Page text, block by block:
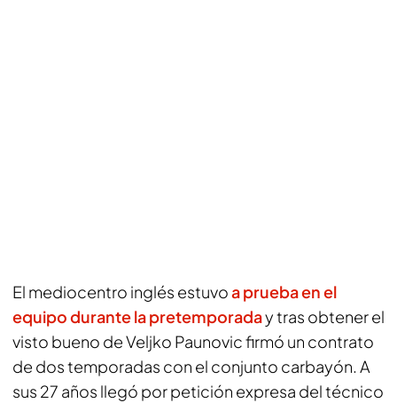
El mediocentro inglés estuvoa prueba en el
equipo durante la pretemporaday tras obtener el
visto bueno de Veljko Paunovic firmó un contrato
de dos temporadas con el conjunto carbayón. A
sus 27 años llegó por petición expresa del técnico